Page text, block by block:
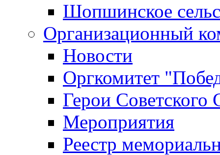
Шопшинское
Организационный
Новости
Оргкомитет
Герои Советского
Мероприятия
Реестр